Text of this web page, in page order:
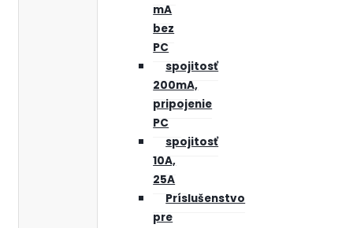
mA
bez
PC
spojitosť
200mA,
pripojenie
PC
spojitosť
10A,
25A
Príslušenstvo
pre